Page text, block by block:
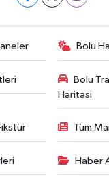
Bolu
Bolu
Haritası
Tüm
Haber